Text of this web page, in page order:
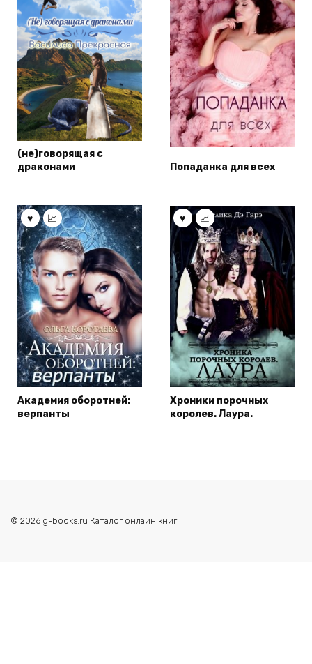
(не)говорящая с
драконами
Попаданка для всех
Академия оборотней:
верпанты
Хроники порочных
королев. Лаура.
© 2026 g-books.ru Каталог онлайн книг